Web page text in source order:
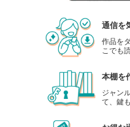
通信を
作品を
こでも
本棚を
ジャン
て、鍵